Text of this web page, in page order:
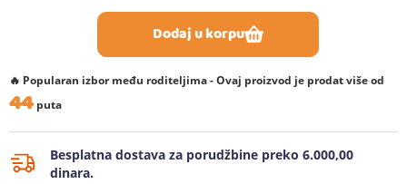
Dodaj u korpu
🔥 Popularan izbor među roditeljima - Ovaj proizvod je prodat više od
44 puta
Besplatna dostava za porudžbine preko 6.000,00
dinara.